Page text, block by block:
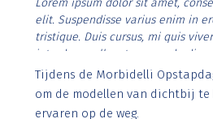
Lorem ipsum dolor sit amet,
elit. Suspendisse varius enim in
tristique. Duis cursus, mi quis
interdum nulla, ut commodo
Aenean faucibus nibh et justo
imperdiet. Nunc ut sem vitae
Tijdens de Morbidelli
om de modellen van dichtbij
ervaren op de weg.